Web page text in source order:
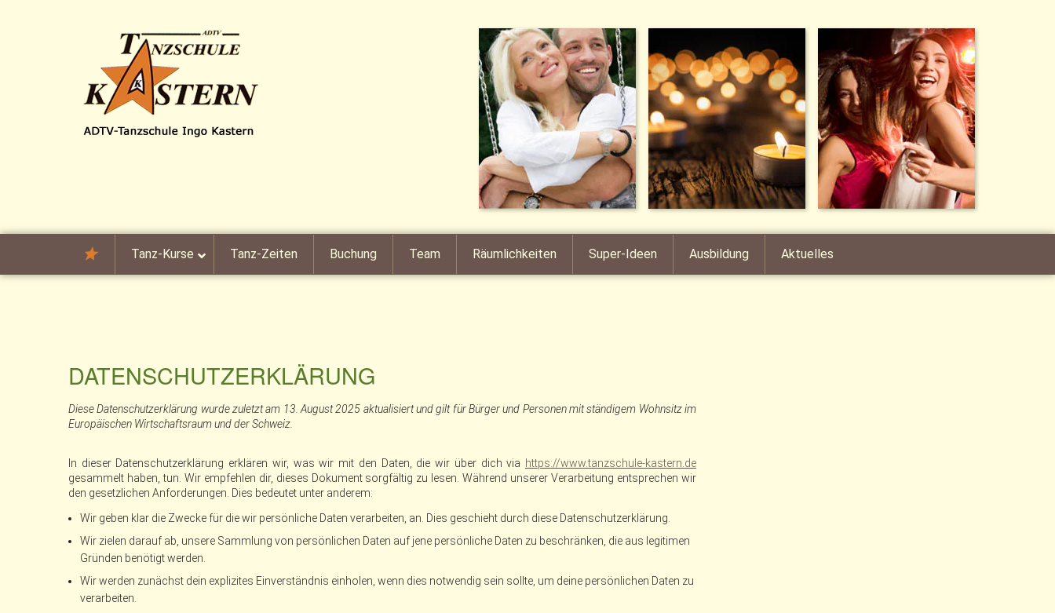
Tanz-Kurse Tanz-Zeiten Buchung Team Räumlichkeiten Super-Ideen Ausbildung Aktuelles
DATENSCHUTZERKLÄRUNG
Diese Datenschutzerklärung wurde zuletzt am 13. August 2025 aktualisiert und gilt für Bürger und Personen mit ständigem Wohnsitz im
Europäischen Wirtschaftsraum und der Schweiz.
In dieser Datenschutzerklärung erklären wir, was wir mit den Daten, die wir über dich via https://www.tanzschule-kastern.de
gesammelt haben, tun. Wir empfehlen dir, dieses Dokument sorgfältig zu lesen. Während unserer Verarbeitung entsprechen wir
den gesetzlichen Anforderungen. Dies bedeutet unter anderem:
Wir geben klar die Zwecke für die wir persönliche Daten verarbeiten, an. Dies geschieht durch diese Datenschutzerklärung.
Wir zielen darauf ab, unsere Sammlung von persönlichen Daten auf jene persönliche Daten zu beschränken, die aus legitimen
Gründen benötigt werden.
Wir werden zunächst dein explizites Einverständnis einholen, wenn dies notwendig sein sollte, um deine persönlichen Daten zu
verarbeiten.